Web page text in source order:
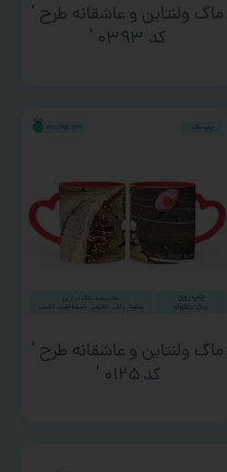
ماگ ولنتاین و عاشقانه طرح ‘
کد ۰۳۹۳ ‘
ماگ ولنتاین و عاشقانه طرح ‘
کد ۰۱۲۵ ‘